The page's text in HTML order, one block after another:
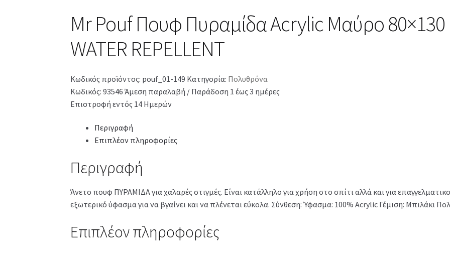
Mr Pouf Πουφ Πυραμίδα Acrylic Μαύρο 80×130
WATER REPELLENT
Κωδικός προϊόντος: pouf_01-149 Κατηγορία: Πολυθρόνα
Κωδικός: 93546 Άμεση παραλαβή / Παράδοση 1 έως 3 ημέρες
Επιστροφή εντός 14 Ημερών
Περιγραφή
Επιπλέον πληροφορίες
Περιγραφή
Άνετο πουφ ΠΥΡΑΜΙΔΑ για χαλαρές στιγμές. Είναι κατάλληλο για χρήση στο σπίτι αλλά και για
εξωτερικό ύφασμα για να βγαίνει και να πλένεται εύκολα. Σύνθεση: Ύφασμα: 100% Acrylic Γέμιση: Μπιλάκι
Επιπλέον πληροφορίες